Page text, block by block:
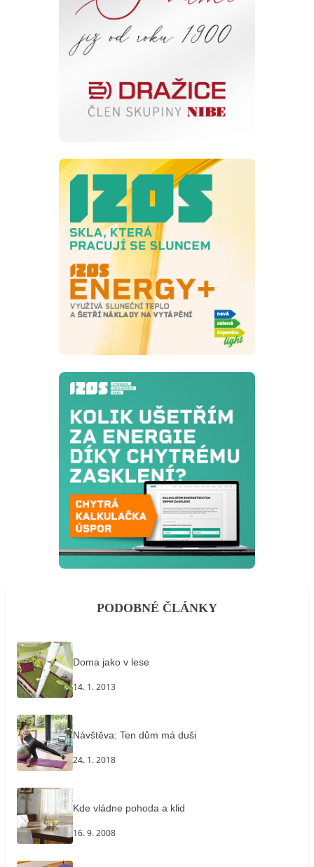
PODOBNÉ ČLÁNKY
Doma jako v lese
14. 1. 2013
Návštěva: Ten dům má duši
24. 1. 2018
Kde vládne pohoda a klid
16. 9. 2008